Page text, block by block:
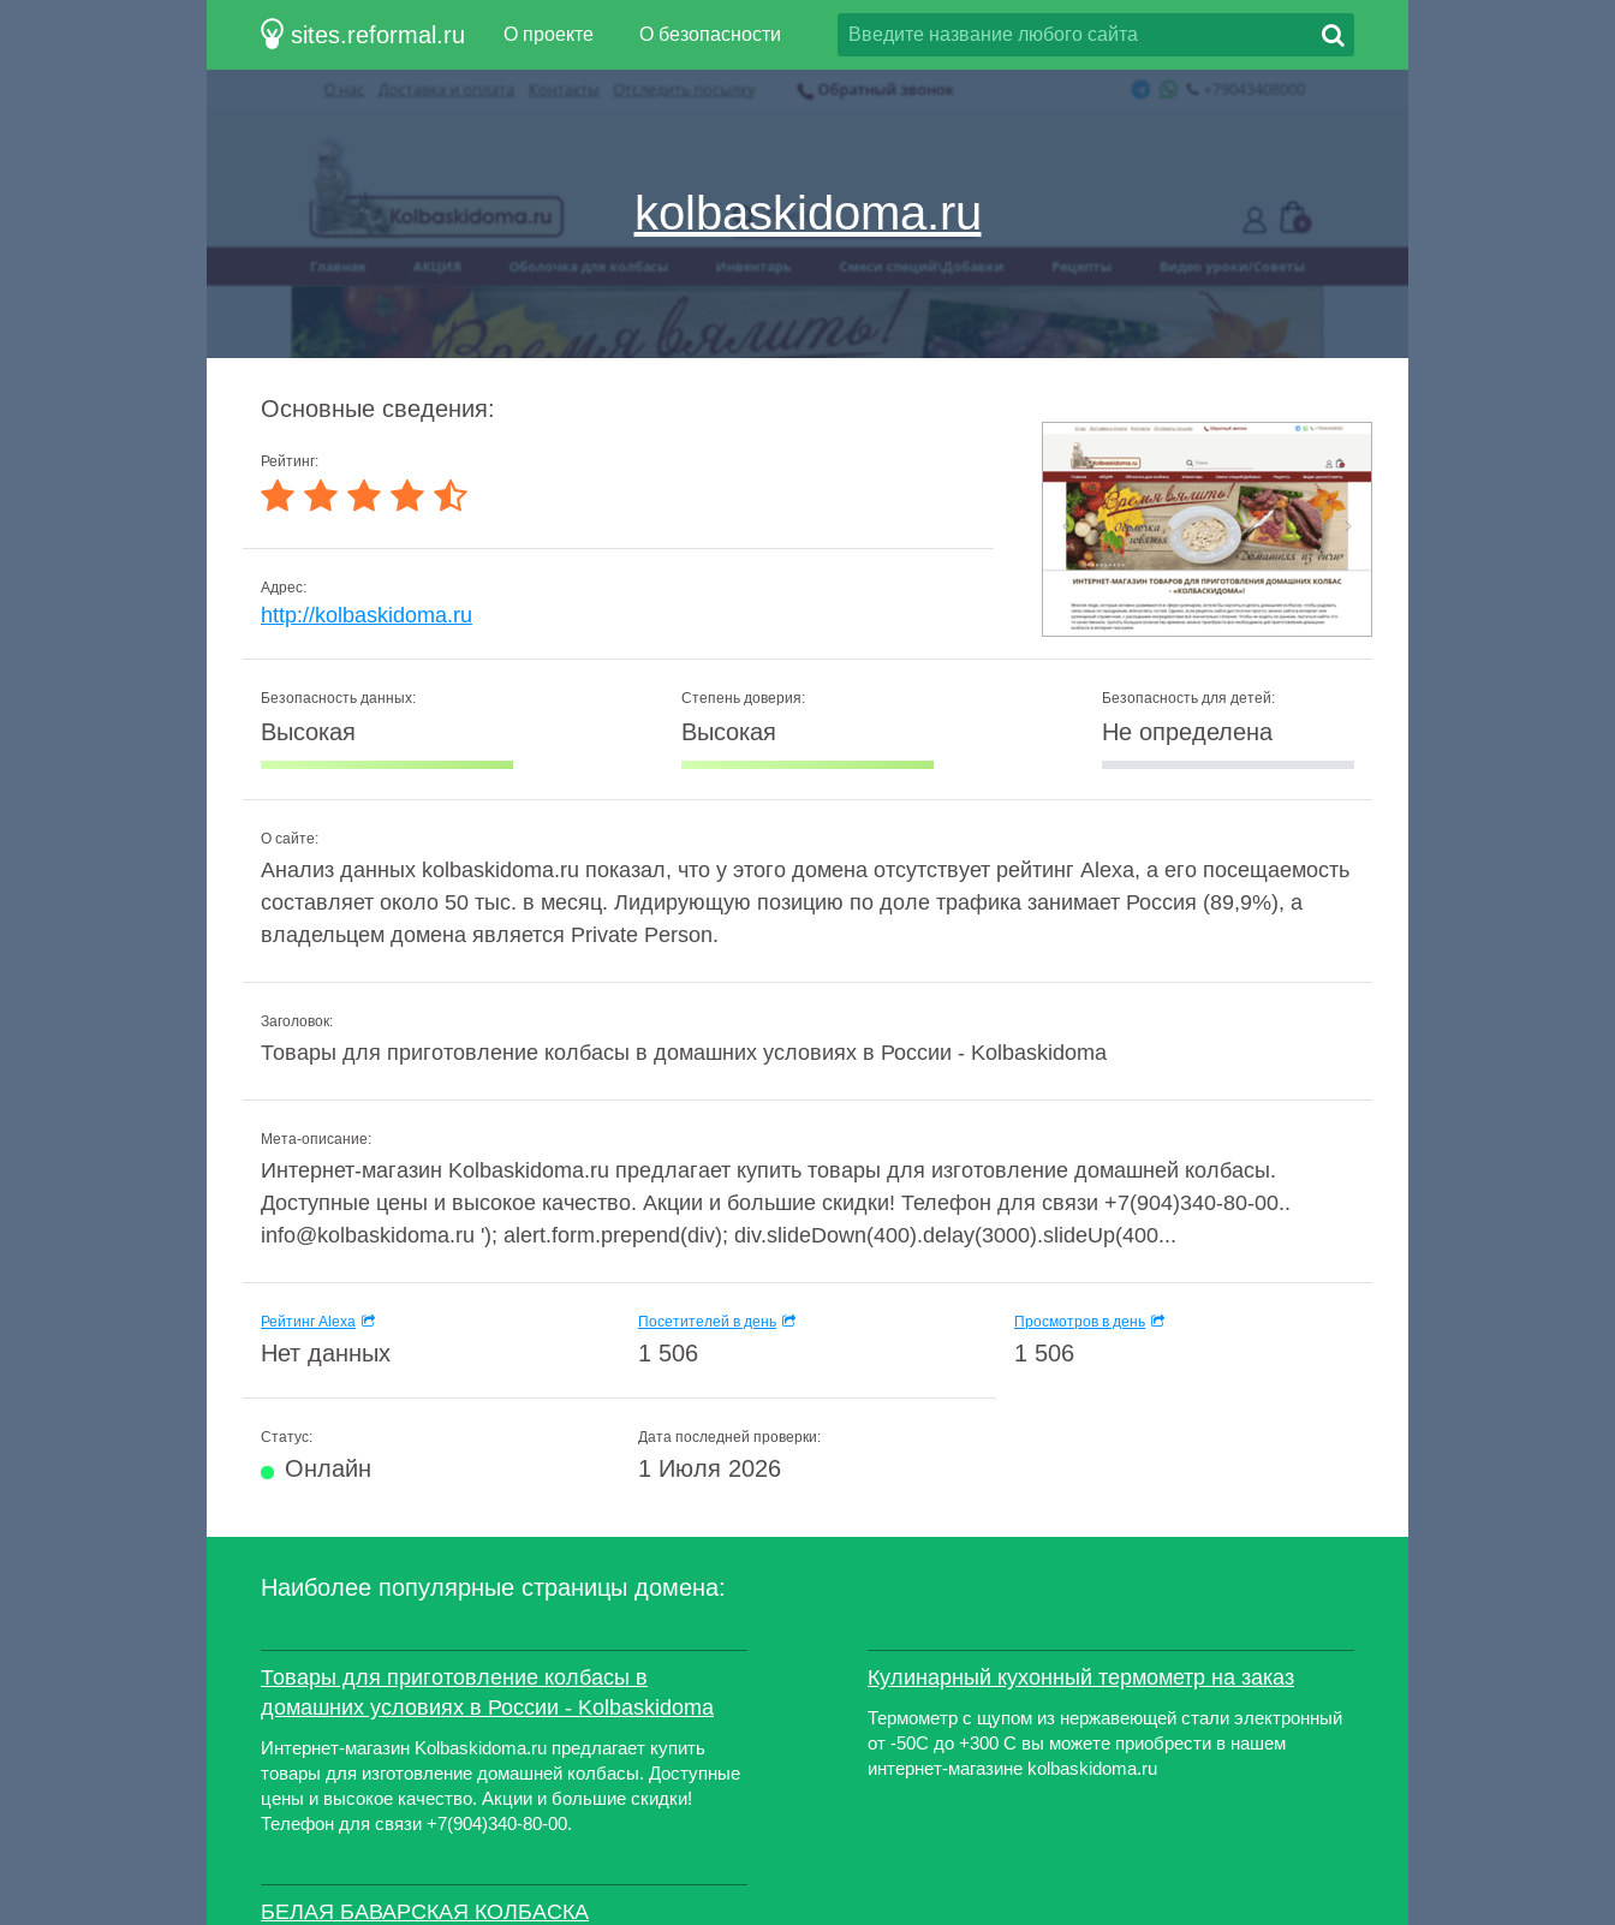
sites.reformal.ru О проекте О безопасности
kolbaskidoma.ru
Основные сведения:
Рейтинг:
Адрес:
http://kolbaskidoma.ru
Безопасность данных:
Высокая
Степень доверия:
Высокая
Безопасность для детей:
Не определена
О сайте:
Анализ данных kolbaskidoma.ru показал, что у этого домена отсутствует рейтинг Alexa, а его посещаемость
составляет около 50 тыс. в месяц. Лидирующую позицию по доле трафика занимает Россия (89,9%), а
владельцем домена является Private Person.
Заголовок:
Товары для приготовление колбасы в домашних условиях в России - Kolbaskidoma
Мета-описание:
Интернет-магазин Kolbaskidoma.ru предлагает купить товары для изготовление домашней колбасы.
Доступные цены и высокое качество. Акции и большие скидки! Телефон для связи +7(904)340-80-00..
info@kolbaskidoma.ru '); alert.form.prepend(div); div.slideDown(400).delay(3000).slideUp(400...
Рейтинг Alexa
Нет данных
Посетителей в день
1 506
Просмотров в день
1 506
Статус:
Онлайн
Дата последней проверки:
1 Июля 2026
Наиболее популярные страницы домена:
Товары для приготовление колбасы в
домашних условиях в России - Kolbaskidoma
Интернет-магазин Kolbaskidoma.ru предлагает купить
товары для изготовление домашней колбасы. Доступные
цены и высокое качество. Акции и большие скидки!
Телефон для связи +7(904)340-80-00.
БЕЛАЯ БАВАРСКАЯ КОЛБАСКА
Кулинарный кухонный термометр на заказ
Термометр с щупом из нержавеющей стали электронный
от -50С до +300 C вы можете приобрести в нашем
интернет-магазине kolbaskidoma.ru